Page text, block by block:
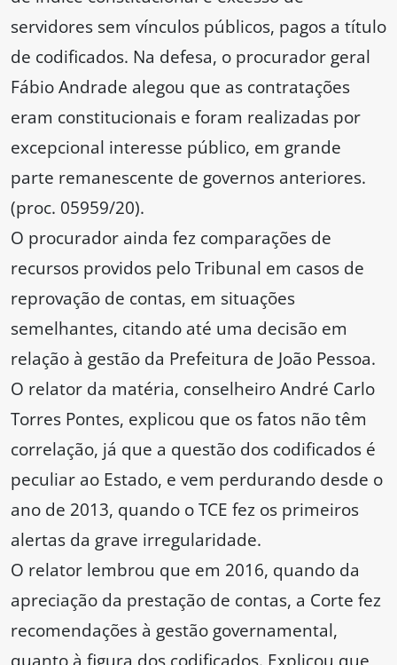
servidores sem vínculos públicos, pagos a título
de codificados. Na defesa, o procurador geral
Fábio Andrade alegou que as contratações
eram constitucionais e foram realizadas por
excepcional interesse público, em grande
parte remanescente de governos anteriores.
(proc. 05959/20).
O procurador ainda fez comparações de
recursos providos pelo Tribunal em casos de
reprovação de contas, em situações
semelhantes, citando até uma decisão em
relação à gestão da Prefeitura de João Pessoa.
O relator da matéria, conselheiro André Carlo
Torres Pontes, explicou que os fatos não têm
correlação, já que a questão dos codificados é
peculiar ao Estado, e vem perdurando desde o
ano de 2013, quando o TCE fez os primeiros
alertas da grave irregularidade.
O relator lembrou que em 2016, quando da
apreciação da prestação de contas, a Corte fez
recomendações à gestão governamental,